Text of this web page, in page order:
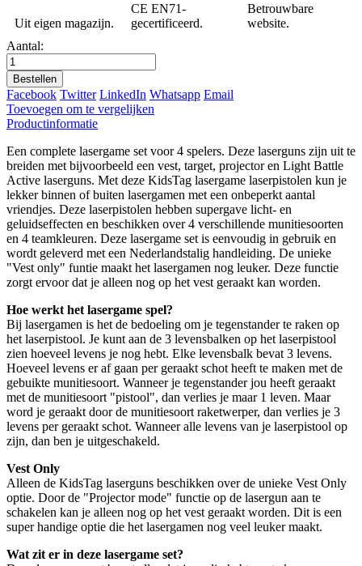
Uit eigen magazijn.
CE EN71-
gecertificeerd.
Betrouwbare
website.
Aantal:
Bestellen
Facebook Twitter LinkedIn Whatsapp Email
Toevoegen om te vergelijken
Productinformatie
Een complete lasergame set voor 4 spelers. Deze laserguns zijn uit te
breiden met bijvoorbeeld een vest, target, projector en Light Battle
Active laserguns. Met deze KidsTag lasergame laserpistolen kun je
lekker binnen of buiten lasergamen met een onbeperkt aantal
vriendjes. Deze laserpistolen hebben supergave licht- en
geluidseffecten en beschikken over 4 verschillende munitiesoorten
en 4 teamkleuren. Deze lasergame set is eenvoudig in gebruik en
wordt geleverd met een Nederlandstalig handleiding. De unieke
"Vest only" funtie maakt het lasergamen nog leuker. Deze functie
zorgt ervoor dat je alleen nog op het vest geraakt kan worden.
Hoe werkt het lasergame spel?
Bij lasergamen is het de bedoeling om je tegenstander te raken op
het laserpistool. Je kunt aan de 3 levensbalken op het laserpistool
zien hoeveel levens je nog hebt. Elke levensbalk bevat 3 levens.
Hoeveel levens er af gaan per geraakt schot heeft te maken met de
gebuikte munitiesoort. Wanneer je tegenstander jou heeft geraakt
met de munitiesoort "pistool", dan verlies je maar 1 leven. Maar
word je geraakt door de munitiesoort raketwerper, dan verlies je 3
levens per geraakt schot. Wanneer alle levens van je laserpistool op
zijn, dan ben je uitgeschakeld.
Vest Only
Alleen de KidsTag laserguns beschikken over de unieke Vest Only
optie. Door de "Projector mode" functie op de lasergun aan te
schakelen kan je alleen nog op het vest geraakt worden. Dit is een
super handige optie die het lasergamen nog veel leuker maakt.
Wat zit er in deze lasergame set?